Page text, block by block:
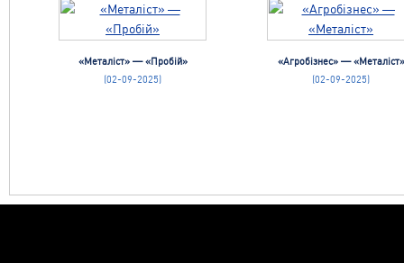
«Металіст» — «Пробій»
(02-09-2025)
«Агробізнес» — «Металіст»
(02-09-2025)